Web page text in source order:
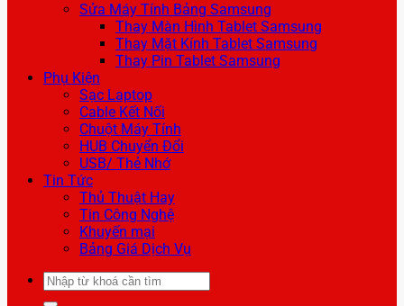
Sửa Máy Tính Bảng Samsung
Thay Màn Hình Tablet Samsung
Thay Mặt Kính Tablet Samsung
Thay Pin Tablet Samsung
Phụ Kiện
Sạc Laptop
Cable Kết Nối
Chuột Máy Tính
HUB Chuyển Đổi
USB/ Thẻ Nhớ
Tin Tức
Thủ Thuật Hay
Tin Công Nghệ
Khuyến mại
Bảng Giá Dịch Vụ
Tìm
kiếm: